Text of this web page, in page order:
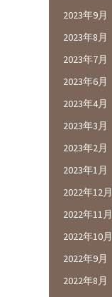
2023年9月
2023年8月
2023年7月
2023年6月
2023年4月
2023年3月
2023年2月
2023年1月
2022年12月
2022年11月
2022年10月
2022年9月
2022年8月